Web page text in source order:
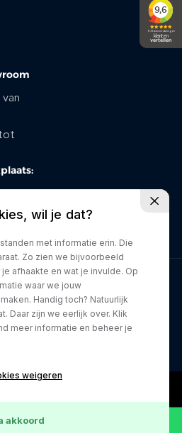
wil je dat?
met informatie erin. Die
Zo zien we bijvoorbeeld
afhaakte en wat je invulde. Op
waar we jouw
Handig toch? Natuurlijk
Daar zijn we eerlijk over. Klik
meer informatie en beheer je
weigeren
akkoord